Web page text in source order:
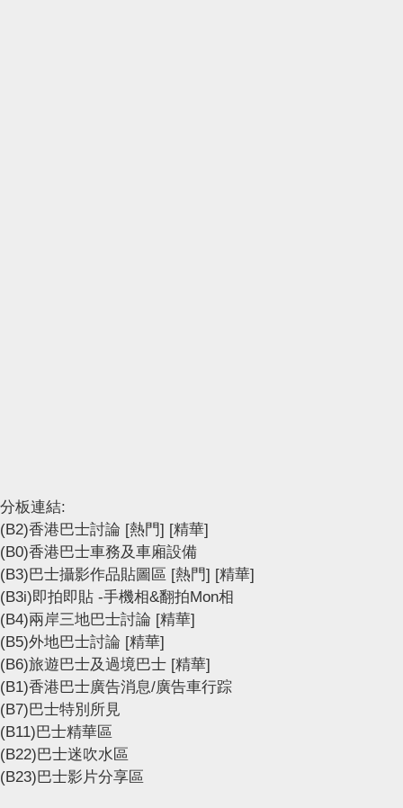
分板連結:
(B2)香港巴士討論 [熱門] [精華]
(B0)香港巴士車務及車廂設備
(B3)巴士攝影作品貼圖區 [熱門] [精華]
(B3i)即拍即貼 -手機相&翻拍Mon相
(B4)兩岸三地巴士討論 [精華]
(B5)外地巴士討論 [精華]
(B6)旅遊巴士及過境巴士 [精華]
(B1)香港巴士廣告消息/廣告車行踪
(B7)巴士特別所見
(B11)巴士精華區
(B22)巴士迷吹水區
(B23)巴士影片分享區